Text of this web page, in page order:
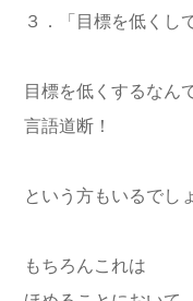
３．「目標を低くし
目標を低くするなん
言語道断！
という方もいるでし
もちろんこれは